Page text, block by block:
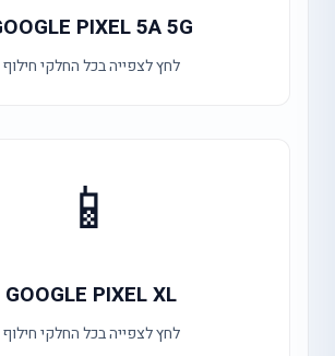
PIXEL 5A 5G
לחץ לצפייה בכל החלקי חילוף
📱
GOOGLE PIXEL XL
לחץ לצפייה בכל החלקי חילוף